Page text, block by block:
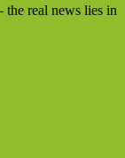
real news lies in